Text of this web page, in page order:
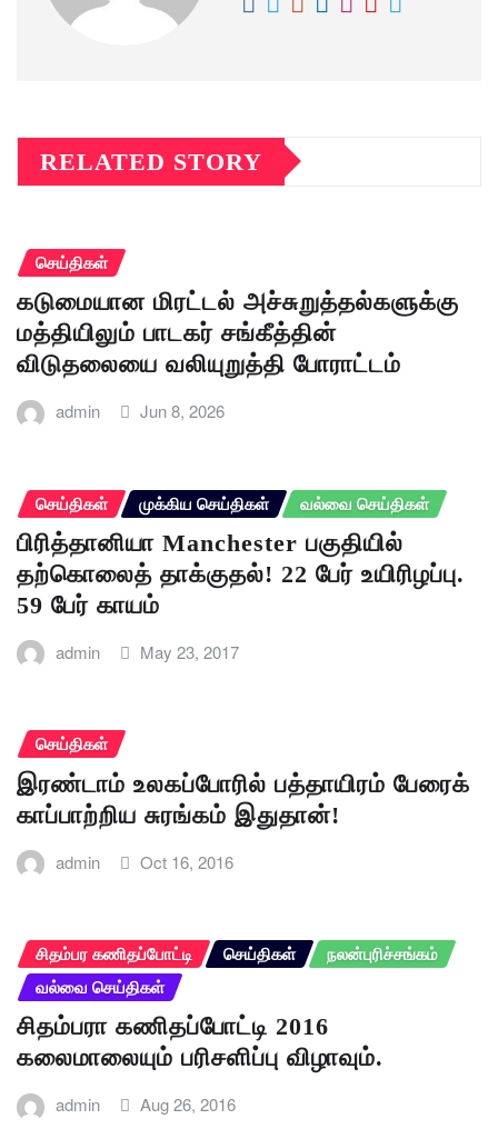
RELATED STORY
செய்திகள்
கடுமையான மிரட்டல் அச்சுறுத்தல்களுக்கு
மத்தியிலும் பாடகர் சங்கீத்தின்
விடுதலையை வலியுறுத்தி போராட்டம்
admin Jun 8, 2026
செய்திகள் முக்கிய செய்திகள் வல்வை செய்திகள்
பிரித்தானியா Manchester பகுதியில்
தற்கொலைத் தாக்குதல்! 22 பேர் உயிரிழப்பு.
59 பேர் காயம்
admin May 23, 2017
செய்திகள்
இரண்டாம் உலகப்போரில் பத்தாயிரம் பேரைக்
காப்பாற்றிய சுரங்கம் இதுதான்!
admin Oct 16, 2016
சிதம்பர கணிதப்போட்டி செய்திகள்
நலன்புரிச்சங்கம்
வல்வை செய்திகள்
சிதம்பரா கணிதப்போட்டி 2016
கலைமாலையும் பரிசளிப்பு விழாவும்.
admin Aug 26, 2016